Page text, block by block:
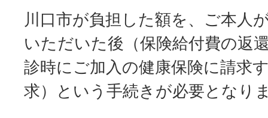
川口市が負担した額を、ご本人
いただいた後（保険給付費の返
診時にご加入の健康保険に請求
求）という手続きが必要となり